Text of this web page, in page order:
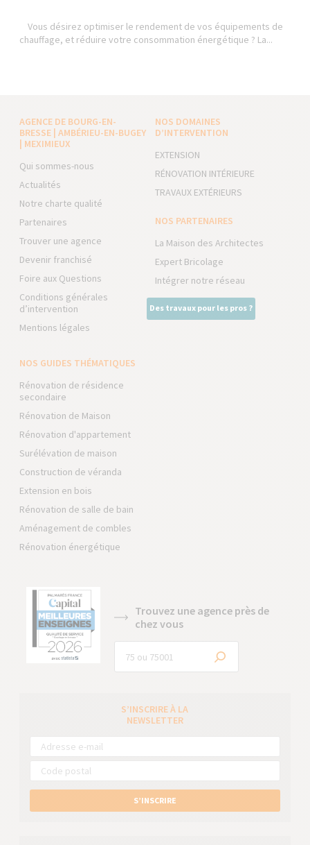
Vous désirez optimiser le rendement de vos équipements de
chauffage, et réduire votre consommation énergétique ? La...
AGENCE DE BOURG-EN-
BRESSE | AMBÉRIEU-EN-BUGEY
| MEXIMIEUX
Qui sommes-nous
Actualités
Notre charte qualité
Partenaires
Trouver une agence
Devenir franchisé
Foire aux Questions
Conditions générales
d’intervention
Mentions légales
NOS DOMAINES
D’INTERVENTION
EXTENSION
RÉNOVATION INTÉRIEURE
TRAVAUX EXTÉRIEURS
NOS PARTENAIRES
La Maison des Architectes
Expert Bricolage
Intégrer notre réseau
Des travaux pour les pros ?
NOS GUIDES THÉMATIQUES
Rénovation de résidence
secondaire
Rénovation de Maison
Rénovation d'appartement
Surélévation de maison
Construction de véranda
Extension en bois
Rénovation de salle de bain
Aménagement de combles
Rénovation énergétique
Trouvez une agence près de
chez vous
S’INSCRIRE À LA
NEWSLETTER
S’INSCRIRE